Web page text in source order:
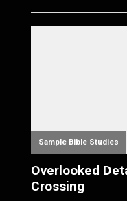
Sample Bible Studies
Overlooked
Crossing